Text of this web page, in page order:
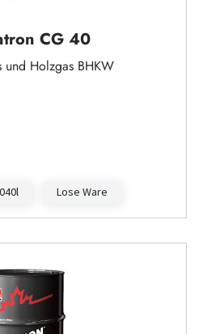
CG 40
und Holzgas BHKW
Lose Ware